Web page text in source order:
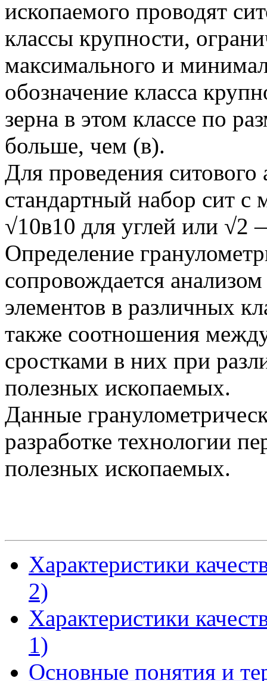
ископаемого проводят
классы крупности,
максимального и
обозначение класса
зерна в этом классе по
больше, чем (в).
Для проведения
стандартный набор сит с
√10в10 для углей или
Определение
сопровождается
элементов в различных
также соотношения
сростками в них при
полезных ископаемых.
Данные
разработке технологии
полезных ископаемых.
Характеристики
2)
Характеристики
1)
Основные понятия и